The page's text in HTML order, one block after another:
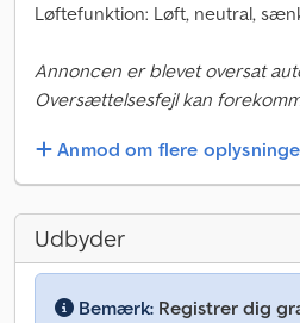
Løftefunktion: Løft, neutral,
Annoncen er blevet oversat
Oversættelsesfejl kan
Anmod om flere
Udbyder
Bemærk: Registrer dig